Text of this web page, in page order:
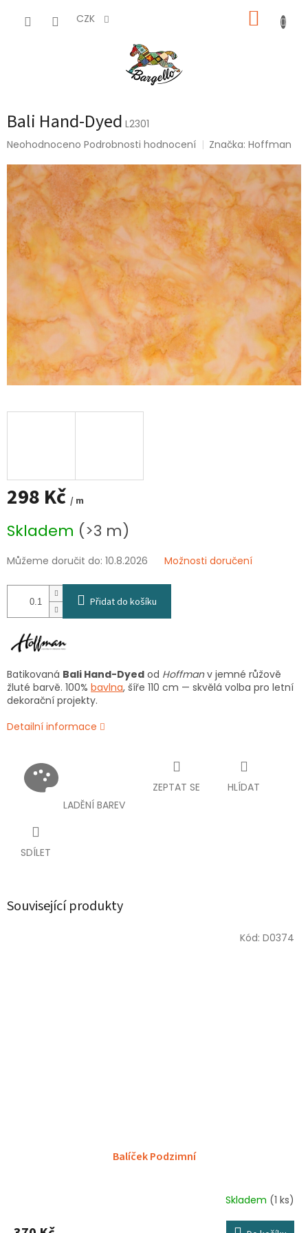
CZK
Bali Hand-Dyed L2301
Průměrné
produktu
je
0,0
z
5
hvězdiček.
Neohodnoceno Podrobnosti hodnocení Značka:Hoffman
298 Kč / m
cena:
Skladem (>3 m)
Můžeme doručit do: 10.8.2026 Možnosti doručení
Přidat do košíku
Batikovaná Bali Hand-Dyed od Hoffmanv jemné růžově
žluté barvě. 100% bavlna, šíře 110 cm — skvělá volba pro letní
dekorační projekty.
Detailní informace
LADĚNÍ BAREV
ZEPTAT SE HLÍDAT
SDÍLET
Související produkty
Balíček Podzimní
Skladem (1 ks)
Kód: D0374